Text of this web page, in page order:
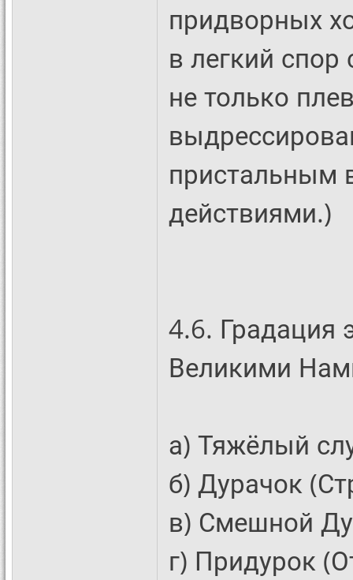
придворных
в легкий
не только
пристальным
действиями.)
4.6. Градация
Великими
а) Тяжёлый
б) Дурачок
в) Смешной
г) Придурок